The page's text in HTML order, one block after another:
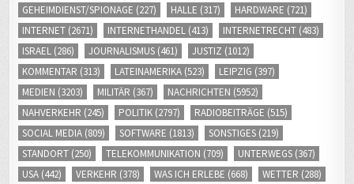
GEHEIMDIENST/SPIONAGE (227) HALLE (317) HARDWARE (721)
INTERNET (2671) INTERNETHANDEL (413) INTERNETRECHT (483)
ISRAEL (286) JOURNALISMUS (461) JUSTIZ (1012)
KOMMENTAR (313) LATEINAMERIKA (523) LEIPZIG (397)
MEDIEN (3203) MILITÄR (367) NACHRICHTEN (5952)
NAHVERKEHR (245) POLITIK (2797) RADIOBEITRÄGE (515)
SOCIAL MEDIA (809) SOFTWARE (1813) SONSTIGES (219)
STANDORT (250) TELEKOMMUNIKATION (709) UNTERWEGS (367)
USA (442) VERKEHR (378) WAS ICH ERLEBE (668) WETTER (288)